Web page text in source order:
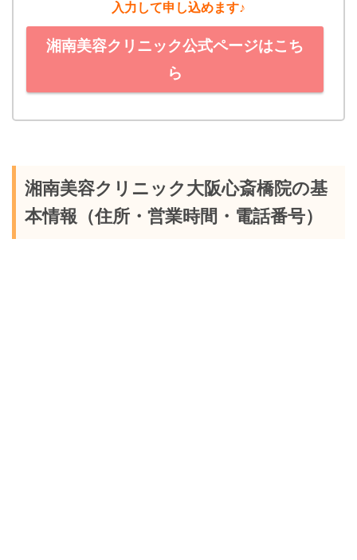
入力して申し込めます♪
湘南美容クリニック公式ページはこち
ら
湘南美容クリニック大阪心斎橋院の基
本情報（住所・営業時間・電話番号）